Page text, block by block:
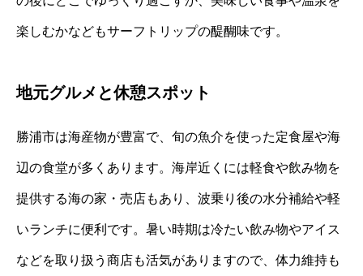
楽しむかなどもサーフトリップの醍醐味です。
地元グルメと休憩スポット
勝浦市は海産物が豊富で、旬の魚介を使った定食屋や海
辺の食堂が多くあります。海岸近くには軽食や飲み物を
提供する海の家・売店もあり、波乗り後の水分補給や軽
いランチに便利です。暑い時期は冷たい飲み物やアイス
などを取り扱う商店も活気がありますので、体力維持も